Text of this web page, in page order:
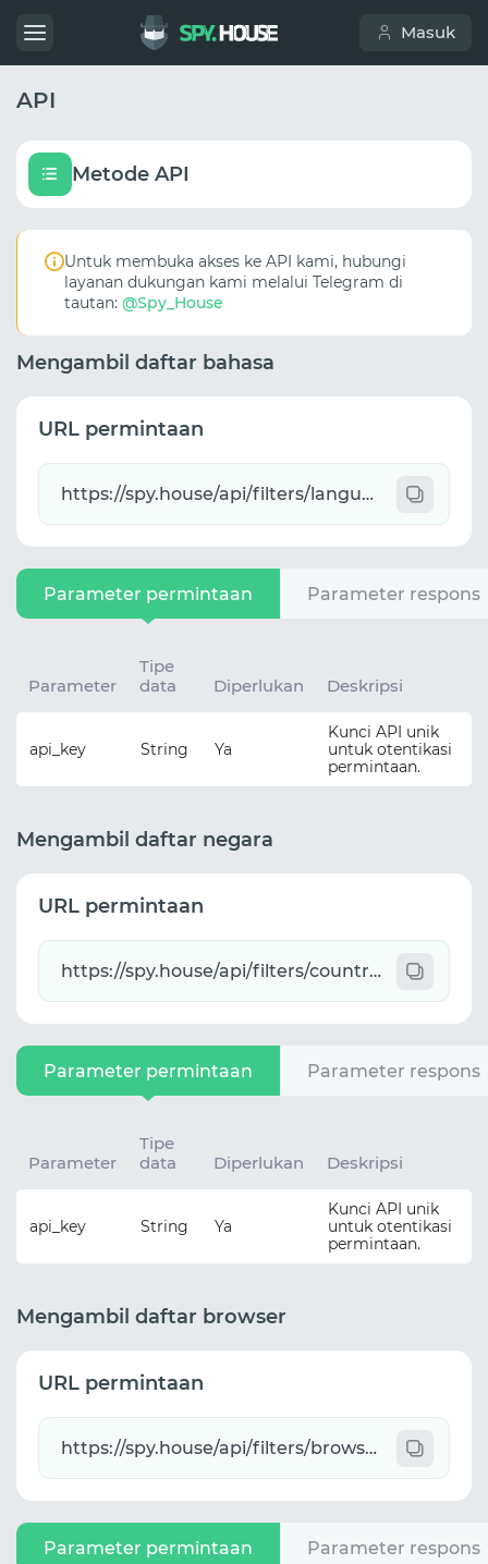
Masuk
API
Metode API
Untuk membuka akses ke API kami, hubungi
layanan dukungan kami melalui Telegram di
tautan: @Spy_House
Mengambil daftar bahasa
URL permintaan
Parameter permintaan Parameter respons
Parameter
Tipe
data
Diperlukan Deskripsi
api_key String Ya
Kunci API unik
untuk otentikasi
permintaan.
Mengambil daftar negara
URL permintaan
Parameter permintaan Parameter respons
Parameter
Tipe
data
Diperlukan Deskripsi
api_key String Ya
Kunci API unik
untuk otentikasi
permintaan.
Mengambil daftar browser
URL permintaan
Parameter permintaan Parameter respons